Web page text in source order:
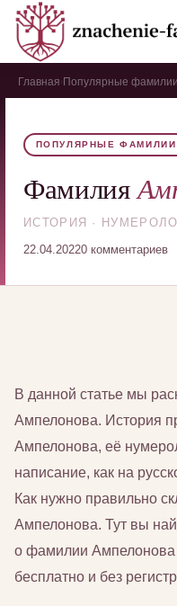
Главная Популярные фамилии
ПОПУЛЯРНЫЕ ФАМИЛИИ
Фамилия
ИСТОРИЯ ·
22.04.20220 комментариев
В данной статье мы
Ампелонова. История
Ампелонова, её
написание, как на
Как нужно правильно
Ампелонова. Тут вы
о фамилии Ампелонова
бесплатно и без